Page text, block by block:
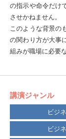
の指示や命令だけ
させかねません。
このような背景の
の関わり方が大事
組みが職場に必要
講演ジャンル
ビジ
ビジ